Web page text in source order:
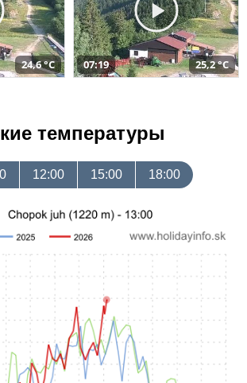
24,6 °C 07:19 25,2 °C
температуры
12:00 15:00 18:00